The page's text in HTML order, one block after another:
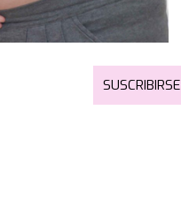
SUSCRIBIRSE